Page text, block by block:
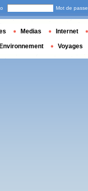
Mot de passe
Medias Internet
Environnement Voyages